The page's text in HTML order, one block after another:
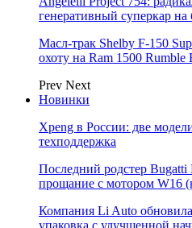
генеративный суперкар на
Масл-трак Shelby F-150
охоту на Ram 1500
Prev Next
Новинки
Xpeng в России: две
техподдержка
Последний родстер Bugatti
прощание с мотором W16
Компания Li Auto
упаковка с улучшенной